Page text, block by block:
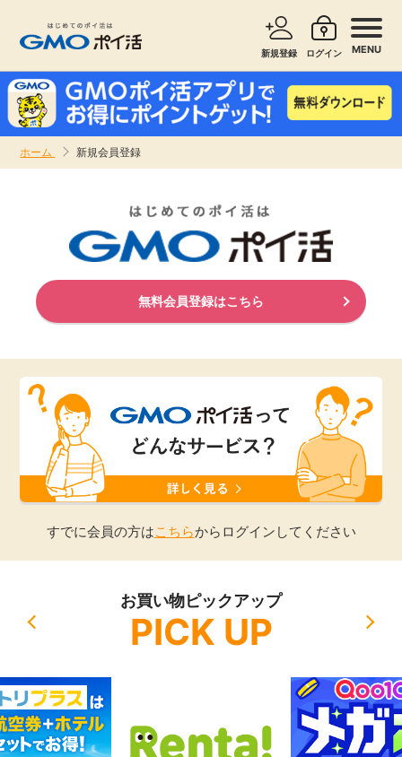
新規登録 ログイン MENU
ホーム 新規会員登録
お知らせ
無料
即日還元
アンケート
ゲーム
お友達紹介
サービスで探す ショッピングで探す
無料サービス
エンタメ
暮らし
引っ越し
買取・査定
学び
美容・健康
銀行・金融・投資
無料会員登録はこちら
すでに会員の方はこちらからログインしてください
お買い物ピックアップ
PICK UP